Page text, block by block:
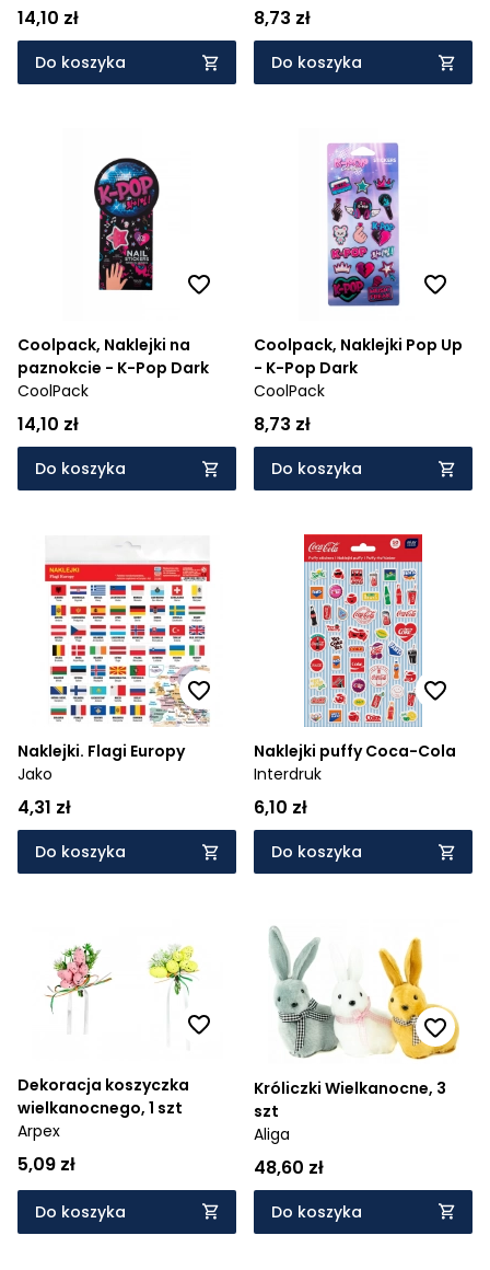
14,10 zł
Do koszyka
8,73 zł
Do koszyka
Coolpack, Naklejki na
paznokcie - K-Pop Dark
CoolPack
14,10 zł
Do koszyka
Coolpack, Naklejki Pop Up
- K-Pop Dark
CoolPack
8,73 zł
Do koszyka
Naklejki. Flagi Europy
Jako
4,31 zł
Do koszyka
Naklejki puffy Coca-Cola
Interdruk
6,10 zł
Do koszyka
Dekoracja koszyczka
wielkanocnego, 1 szt
Arpex
5,09 zł
Do koszyka
Króliczki Wielkanocne, 3
szt
Aliga
48,60 zł
Do koszyka